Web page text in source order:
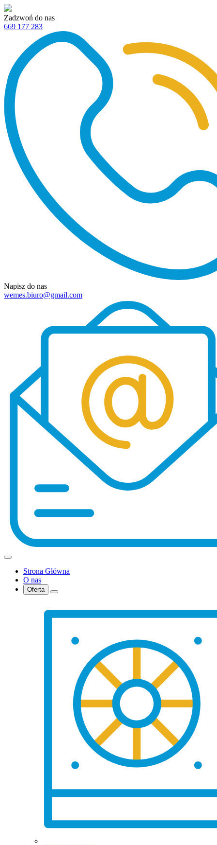
Zadzwoń do nas
669 177 283
Napisz do nas
wemes.biuro@gmail.com
Strona Główna
O nas
Oferta